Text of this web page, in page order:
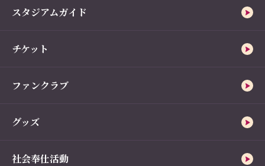
スタジアムガイド
チケット
ファンクラブ
グッズ
社会奉仕活動